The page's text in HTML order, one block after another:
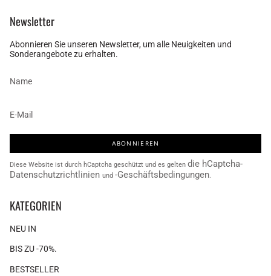
Newsletter
Abonnieren Sie unseren Newsletter, um alle Neuigkeiten und
Sonderangebote zu erhalten.
ABONNIEREN
Diese Website ist durch hCaptcha geschützt und es gelten die hCaptcha-
Datenschutzrichtlinien und -Geschäftsbedingungen.
KATEGORIEN
NEU IN
BIS ZU -70%.
BESTSELLER